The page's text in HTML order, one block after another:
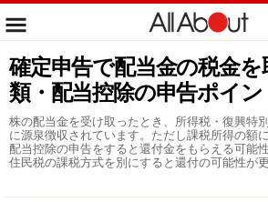
確定申告で配当金の税金
類・配当控除の申告ポイン
株の配当金を受け取ったとき、所得税・復興特
に源泉徴収されています。ただし課税所得の額
配当控除の申告をすると還付金をもらえる可能
住民税の課税方式を別にすると還付の可能性が